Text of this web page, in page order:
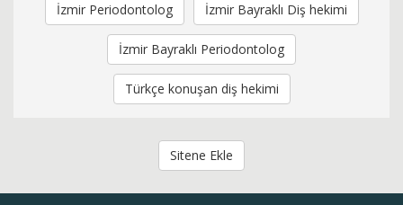
İzmir Periodontolog İzmir Bayraklı Diş hekimi
İzmir Bayraklı Periodontolog
Türkçe konuşan diş hekimi
Sitene Ekle